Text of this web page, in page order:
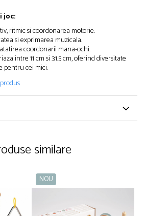
joc:
ritmic si coordonarea motorie.
si exprimarea muzicala.
coordonarii mana-ochi.
intre 11 cm si 31.5 cm, oferind diversitate
pentru cei mici.
similare
NOU